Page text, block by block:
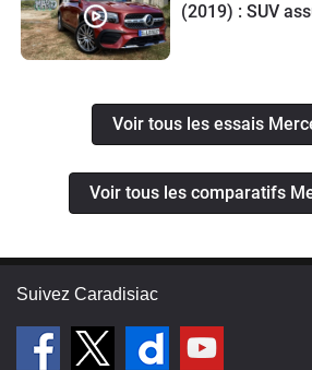
(2019) : SUV
Voir tous les essais
Voir tous les comparatifs
Suivez Caradisiac